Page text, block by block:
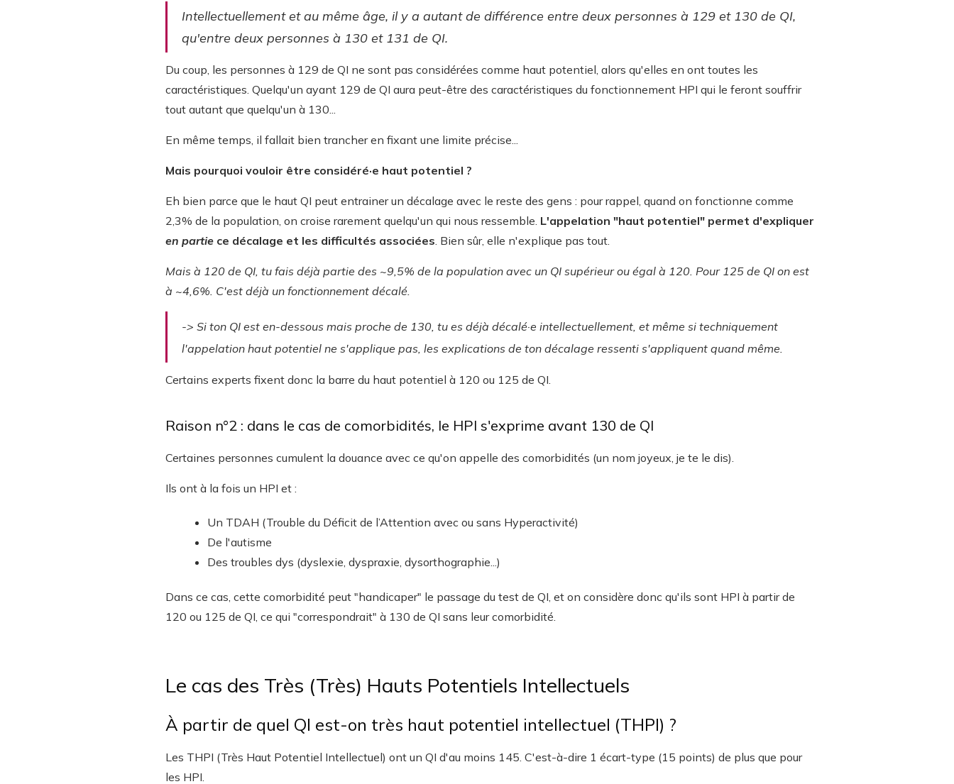
Intellectuellement et au même âge, il y a autant de différence entre deux personnes à 129 et 130 de QI,
qu'entre deux personnes à 130 et 131 de QI.
Du coup, les personnes à 129 de QI ne sont pas considérées comme haut potentiel, alors qu'elles en ont toutes les
caractéristiques. Quelqu'un ayant 129 de QI aura peut-être des caractéristiques du fonctionnement HPI qui le feront souffrir
tout autant que quelqu'un à 130...
En même temps, il fallait bien trancher en fixant une limite précise...
Mais pourquoi vouloir être considéré·e haut potentiel ?
Eh bien parce que le haut QI peut entrainer un décalage avec le reste des gens : pour rappel, quand on fonctionne comme
2,3% de la population, on croise rarement quelqu'un qui nous ressemble. L'appelation "haut potentiel" permet d'expliquer
en partie ce décalage et les difficultés associées . Bien sûr, elle n'explique pas tout.
Mais à 120 de QI, tu fais déjà partie des ~9,5% de la population avec un QI supérieur ou égal à 120. Pour 125 de QI on est
à ~4,6%. C'est déjà un fonctionnement décalé.
-> Si ton QI est en-dessous mais proche de 130, tu es déjà décalé·e intellectuellement, et même si techniquement
l'appelation haut potentiel ne s'applique pas, les explications de ton décalage ressenti s'appliquent quand même.
Certains experts fixent donc la barre du haut potentiel à 120 ou 125 de QI.
Raison n°2 : dans le cas de comorbidités, le HPI s'exprime avant 130 de QI
Certaines personnes cumulent la douance avec ce qu'on appelle des comorbidités (un nom joyeux, je te le dis).
Ils ont à la fois un HPI et :
Un TDAH (Trouble du Déficit de l’Attention avec ou sans Hyperactivité)
De l'autisme
Des troubles dys (dyslexie, dyspraxie, dysorthographie...)
Dans ce cas, cette comorbidité peut "handicaper" le passage du test de QI, et on considère donc qu'ils sont HPI à partir de
120 ou 125 de QI, ce qui "correspondrait" à 130 de QI sans leur comorbidité.
Le cas des Très (Très) Hauts Potentiels Intellectuels
À partir de quel QI est-on très haut potentiel intellectuel (THPI) ?
Les THPI (Très Haut Potentiel Intellectuel) ont un QI d'au moins 145. C'est-à-dire 1 écart-type (15 points) de plus que pour
les HPI.